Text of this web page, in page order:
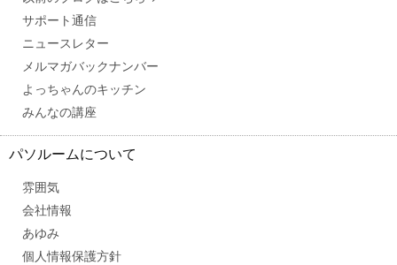
サポート通信
ニュースレター
メルマガバックナンバー
よっちゃんのキッチン
みんなの講座
パソルームについて
雰囲気
会社情報
あゆみ
個人情報保護方針